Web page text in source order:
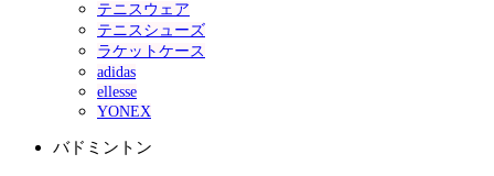
テニスウェア
テニスシューズ
ラケットケース
adidas
ellesse
YONEX
バドミントン